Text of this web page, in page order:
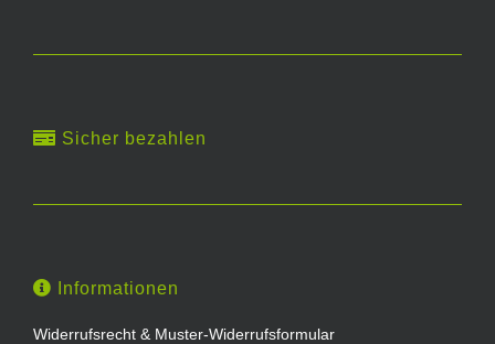
Sicher bezahlen
Informationen
Widerrufsrecht & Muster-Widerrufsformular